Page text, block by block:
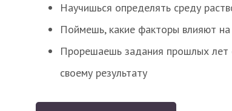
Научишься определять среду
Поймешь, какие факторы влияют на
Прорешаешь задания прошлых лет
своему результату